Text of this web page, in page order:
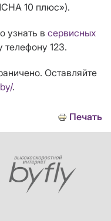
10 плюс»).
узнать в сервисных
телефону 123.
Оставляйте
.
Печать